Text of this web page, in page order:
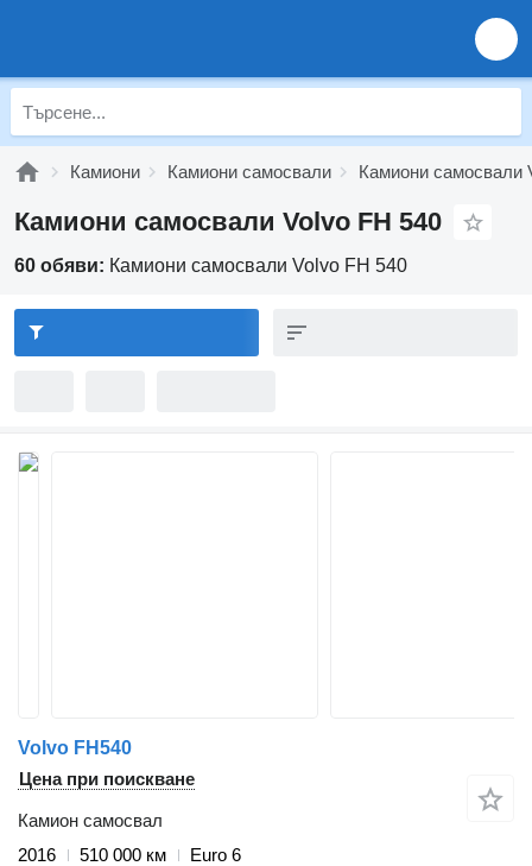
Камиони Камиони самосвали Камиони самосвали
Камиони самосвали Volvo FH 540
60 обяви: Камиони самосвали Volvo FH 540
Volvo FH540
Цена при поискване
Камион самосвал
2016
510 000 км
Euro 6